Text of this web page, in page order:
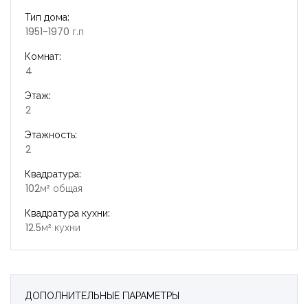
Тип дома:
1951-1970 г.п
Комнат:
4
Этаж:
2
Этажность:
2
Квадратура:
102м² общая
Квадратура кухни:
12.5м² кухни
ДОПОЛНИТЕЛЬНЫЕ ПАРАМЕТРЫ